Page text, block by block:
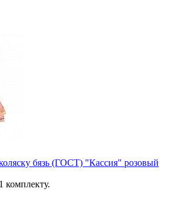
бязь (ГОСТ) "Кассия" розовый
комплекту.